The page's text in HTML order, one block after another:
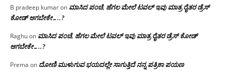
B pradeep kumaron ಮಾಸಿದ ಪಂಚೆ, ಹೆಗಲ ಮೇಲೆ ಟವಲ್‌ ಇವು ಮಾತ್ರ ರೈತರ ಡ್ರೆಸ್‌
ಕೋಡ್ ಆಗಬೇಕೇ…..?‌
Raghuon ಮಾಸಿದ ಪಂಚೆ, ಹೆಗಲ ಮೇಲೆ ಟವಲ್‌ ಇವು ಮಾತ್ರ ರೈತರ ಡ್ರೆಸ್‌ ಕೋಡ್
ಆಗಬೇಕೇ…..?‌
Prema on ದೋಣಿ ಮುಳುಗುವ ಭಯದಲ್ಲೇ ಸಾಗುತ್ತಿದೆ ನನ್ನ ಪತ್ರಿಕಾ ಪಯಣ